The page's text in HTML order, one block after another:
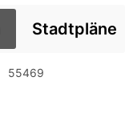
Stadtpläne
55469